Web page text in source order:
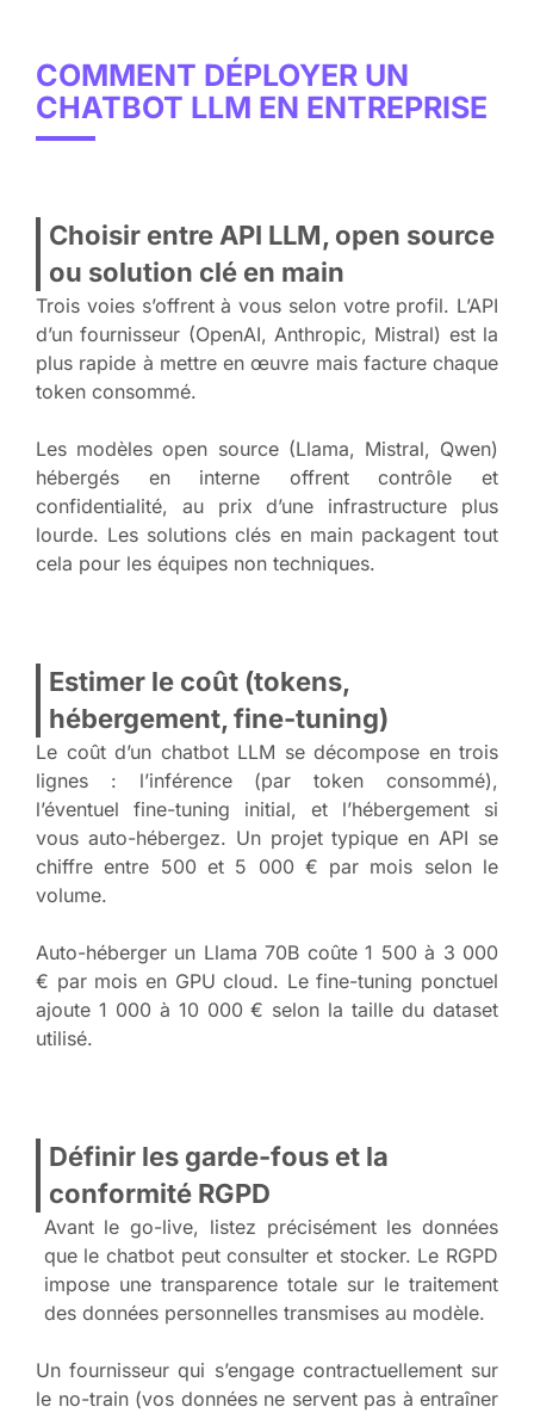
COMMENT DÉPLOYER UN
CHATBOT LLM EN ENTREPRISE
Choisir entre API LLM, open source
ou solution clé en main
Trois voies s’offrent à vous selon votre profil. L’API
d’un fournisseur (OpenAI, Anthropic, Mistral) est la
plus rapide à mettre en œuvre mais facture chaque
token consommé.
Les modèles open source (Llama, Mistral, Qwen)
hébergés en interne offrent contrôle et
confidentialité, au prix d’une infrastructure plus
lourde. Les solutions clés en main packagent tout
cela pour les équipes non techniques.
Estimer le coût (tokens,
hébergement, fine-tuning)
Le coût d’un chatbot LLM se décompose en trois
lignes : l’inférence (par token consommé),
l’éventuel fine-tuning initial, et l’hébergement si
vous auto-hébergez. Un projet typique en API se
chiffre entre 500 et 5 000 € par mois selon le
volume.
Auto-héberger un Llama 70B coûte 1 500 à 3 000
€ par mois en GPU cloud. Le fine-tuning ponctuel
ajoute 1 000 à 10 000 € selon la taille du dataset
utilisé.
Définir les garde-fous et la
conformité RGPD
Avant le go-live, listez précisément les données
que le chatbot peut consulter et stocker. Le RGPD
impose une transparence totale sur le traitement
des données personnelles transmises au modèle.
Un fournisseur qui s’engage contractuellement sur
le no-train (vos données ne servent pas à entraîner